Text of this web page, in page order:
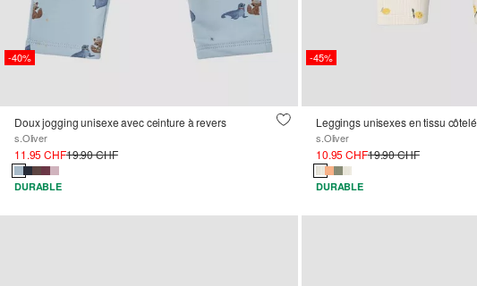
-40%
Doux jogging unisexe avec ceinture à revers
s.Oliver
11.95 CHF19.90 CHF
DURABLE
-45%
Leggings unisexes en tissu côtelé
s.Oliver
10.95 CHF19.90 CHF
DURABLE